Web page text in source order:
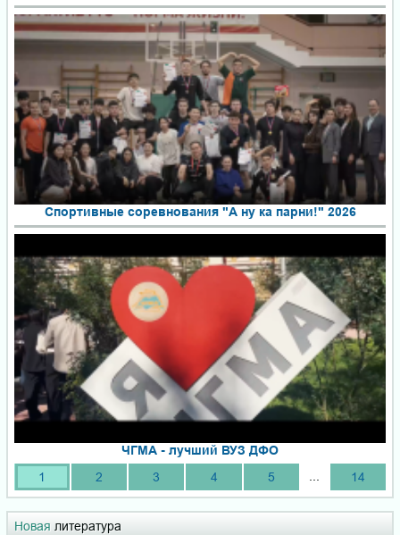
Спортивные соревнования "А ну ка парни!" 2026
ЧГМА - лучший ВУЗ ДФО
1
2 3 4 5 14
Новая литература